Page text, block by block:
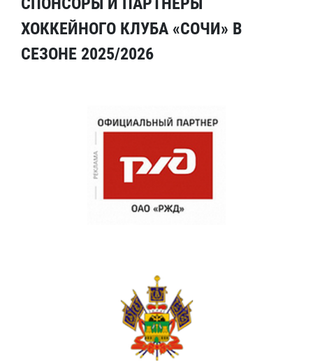
ХОККЕЙНОГО КЛУБА «СОЧИ» В
СЕЗОНЕ 2025/2026